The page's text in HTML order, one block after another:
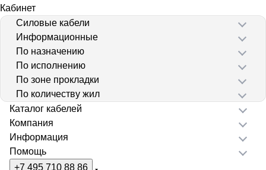
Кабинет
Силовые кабели
Информационные
По назначению
По исполнению
По зоне прокладки
По количеству жил
Каталог кабелей
Компания
Информация
Помощь
+7 495 710 88 86